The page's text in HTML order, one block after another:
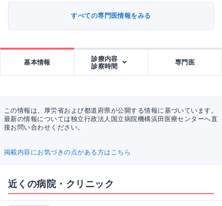
すべての専門医情報をみる
基本情報
診療内容
診察時間
専門医
この情報は、厚労省および都道府県が公開する情報に基づいています。
最新の情報については独立行政法人国立病院機構浜田医療センターへ直
接お問い合わせください。
掲載内容にお気づきの点がある方はこちら
近くの病院・クリニック